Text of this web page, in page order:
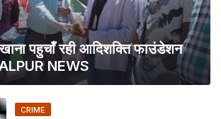
पहुचाँ रही आदिशक्ति फाउंडेशन
NEWS
CRIME